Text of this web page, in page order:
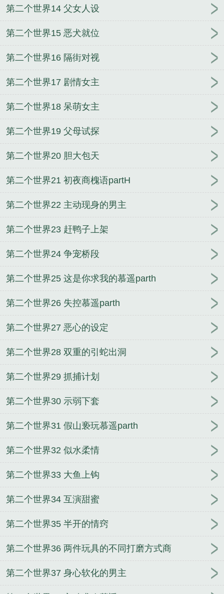
第二个世界14 父女人设
第二个世界15 恶犬就位
第二个世界16 隔街对视
第二个世界17 剧情女主
第二个世界18 呆萌女主
第二个世界19 父母试探
第二个世界20 胆大包天
第二个世界21 初夜商槐语partH
第二个世界22 主动现身的男主
第二个世界23 赶鸭子上架
第二个世界24 争宠桥段
第二个世界25 这是你求我的慕遥parth
第二个世界26 失控慕遥parth
第二个世界27 恶心的设定
第二个世界28 双重的引蛇出洞
第二个世界29 抓捕计划
第二个世界30 示弱下套
第二个世界31 假山亵玩慕遥parth
第二个世界32 似水柔情
第二个世界33 大鱼上钩
第二个世界34 互演甜蜜
第二个世界35 半开的情窍
第二个世界36 两件玩具的不同打磨方式商
第二个世界37 身心软化的男主